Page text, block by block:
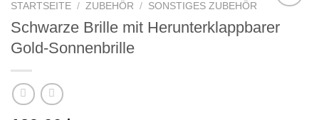
STARTSEITE / ZUBEHÖR / SONSTIGES ZUBEHÖR
Schwarze Brille mit Herunterklappbarer
Gold-Sonnenbrille